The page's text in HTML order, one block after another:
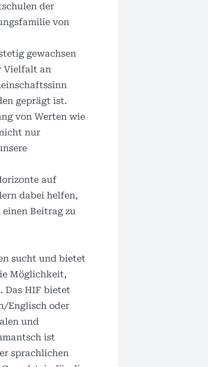
der
von
gewachsen
Vielfalt an
geprägt ist.
von Werten wie
nur
auf
dabei helfen,
Beitrag zu
sucht und bietet
Möglichkeit,
Das HIF bietet
Englisch oder
und
ist
sprachlichen